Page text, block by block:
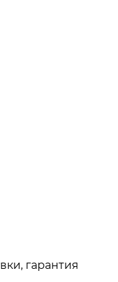
гарантия